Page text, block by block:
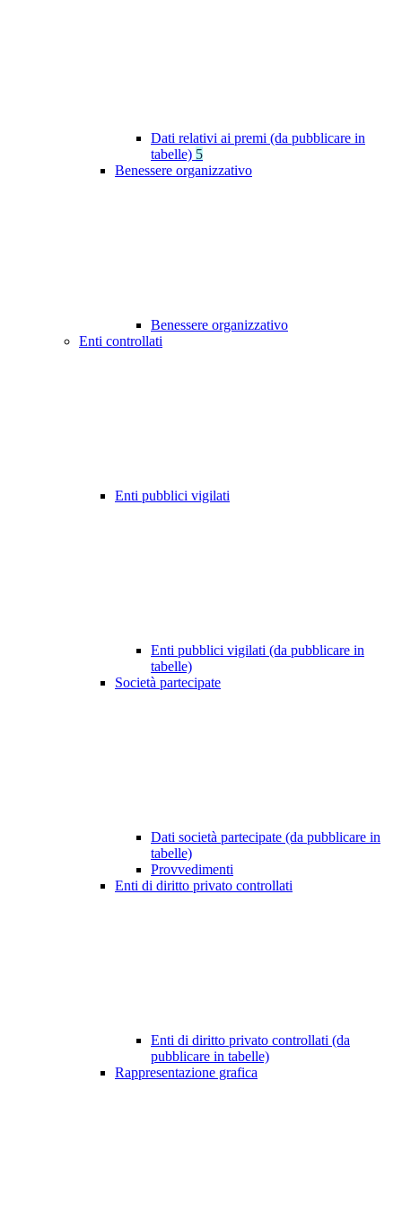
Dati relativi ai premi (da pubblicare in
tabelle) 5
Benessere organizzativo
Benessere organizzativo
Enti controllati
Enti pubblici vigilati
Enti pubblici vigilati (da pubblicare in
tabelle)
Società partecipate
Dati società partecipate (da pubblicare in
tabelle)
Provvedimenti
Enti di diritto privato controllati
Enti di diritto privato controllati (da
pubblicare in tabelle)
Rappresentazione grafica